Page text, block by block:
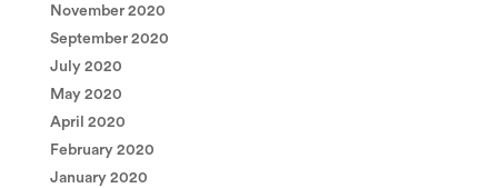
November 2020
September 2020
July 2020
May 2020
April 2020
February 2020
January 2020